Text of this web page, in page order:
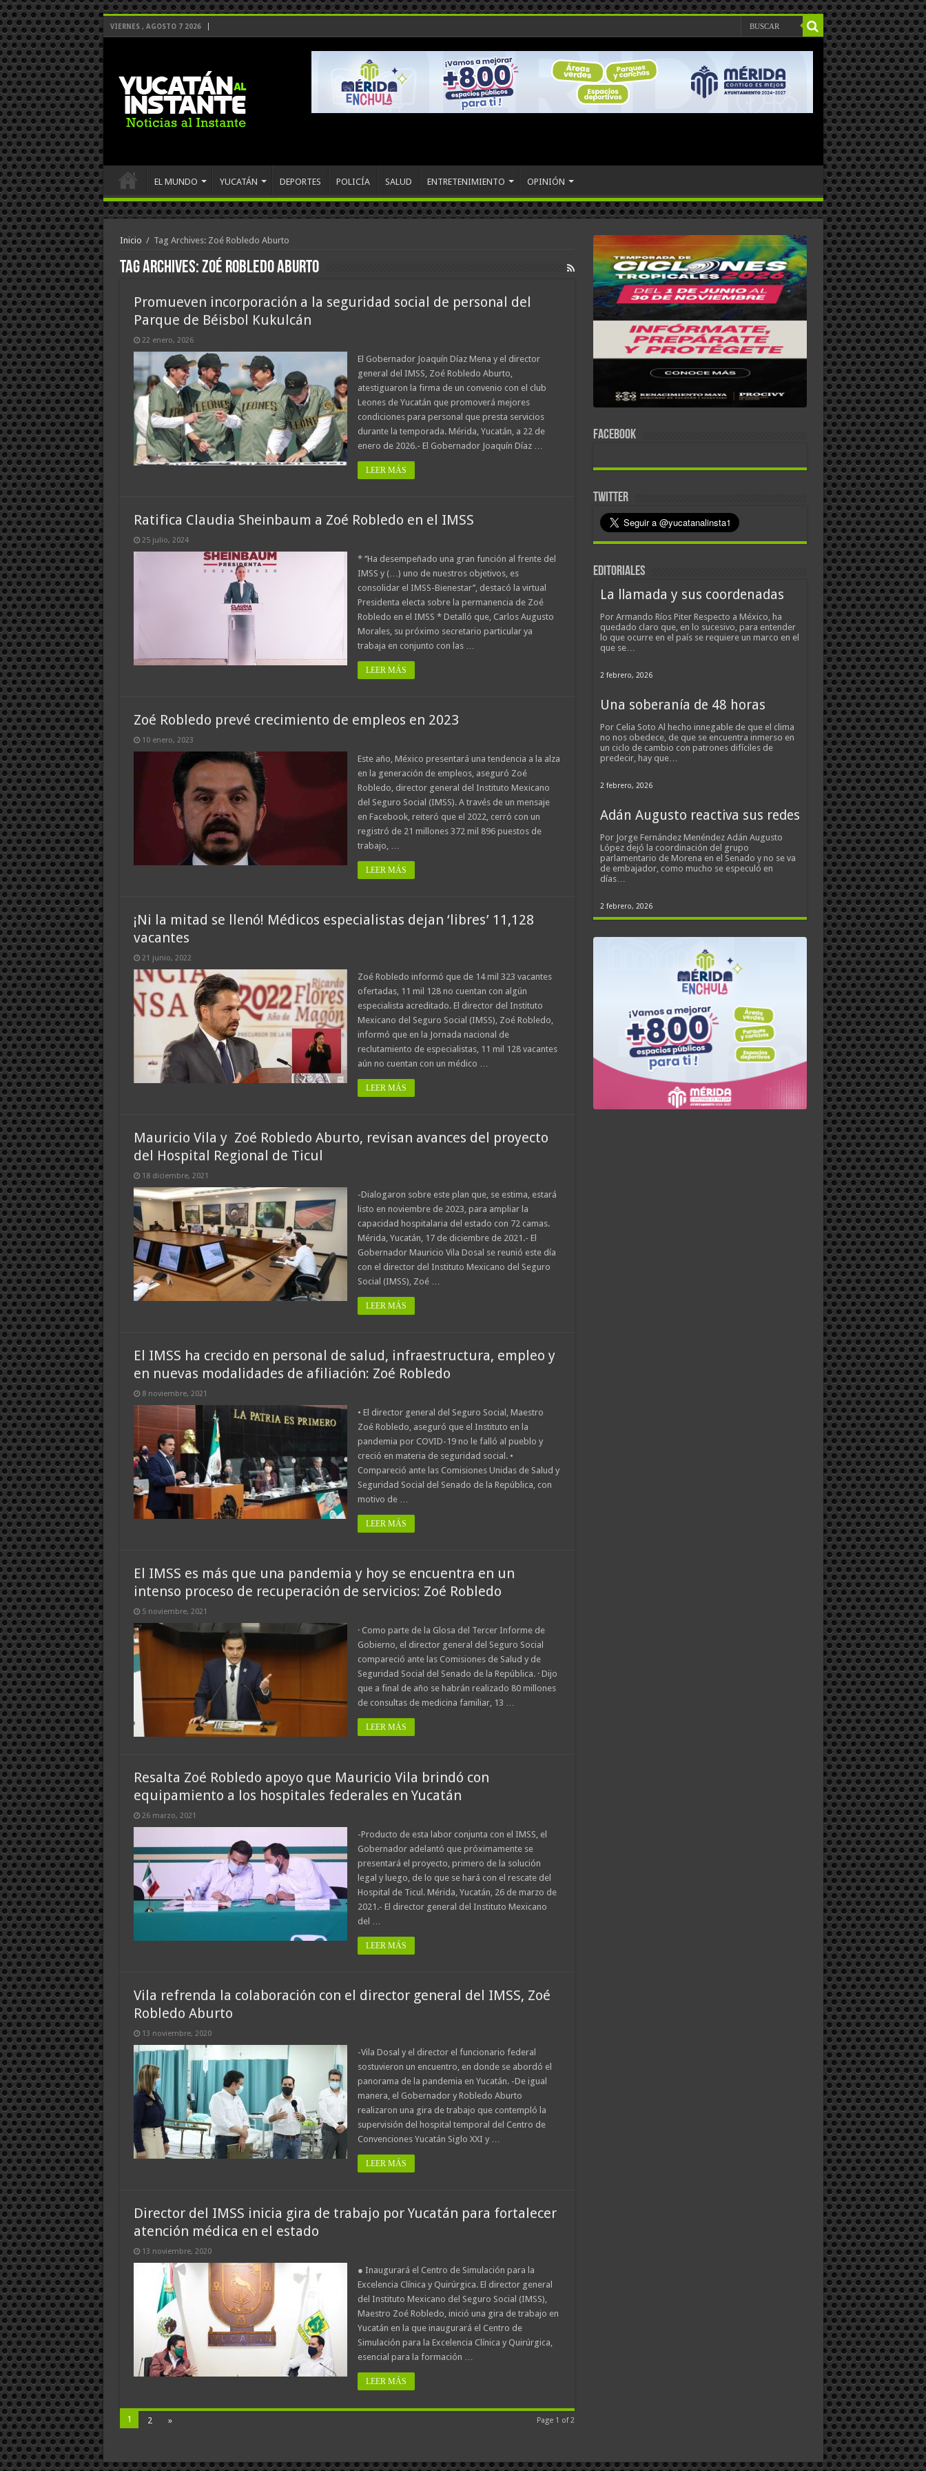
VIERNES , AGOSTO 7 2026
EL MUNDO YUCATÁN DEPORTES POLICÍA SALUD ENTRETENIMIENTO OPINIÓN
Inicio / Tag Archives: Zoé Robledo Aburto
Tag Archives:Zoé Robledo Aburto
Promueven incorporación a la seguridad social de personal del
Parque de Béisbol Kukulcán
22 enero, 2026
El Gobernador Joaquín Díaz Mena y el director
general del IMSS, Zoé Robledo Aburto,
atestiguaron la firma de un convenio con el club
Leones de Yucatán que promoverá mejores
condiciones para personal que presta servicios
durante la temporada. Mérida, Yucatán, a 22 de
enero de 2026.- El Gobernador Joaquín Díaz …
LEER MÁS
Ratifica Claudia Sheinbaum a Zoé Robledo en el IMSS
25 julio, 2024
* ‘’Ha desempeñado una gran función al frente del
IMSS y (…) uno de nuestros objetivos, es
consolidar el IMSS-Bienestar’’, destacó la virtual
Presidenta electa sobre la permanencia de Zoé
Robledo en el IMSS * Detalló que, Carlos Augusto
Morales, su próximo secretario particular ya
trabaja en conjunto con las …
LEER MÁS
Zoé Robledo prevé crecimiento de empleos en 2023
10 enero, 2023
Este año, México presentará una tendencia a la alza
en la generación de empleos, aseguró Zoé
Robledo, director general del Instituto Mexicano
del Seguro Social (IMSS). A través de un mensaje
en Facebook, reiteró que el 2022, cerró con un
registró de 21 millones 372 mil 896 puestos de
trabajo, …
LEER MÁS
¡Ni la mitad se llenó! Médicos especialistas dejan ‘libres’ 11,128
vacantes
21 junio, 2022
Zoé Robledo informó que de 14 mil 323 vacantes
ofertadas, 11 mil 128 no cuentan con algún
especialista acreditado. El director del Instituto
Mexicano del Seguro Social (IMSS), Zoé Robledo,
informó que en la Jornada nacional de
reclutamiento de especialistas, 11 mil 128 vacantes
aún no cuentan con un médico …
LEER MÁS
Mauricio Vila y Zoé Robledo Aburto, revisan avances del proyecto
del Hospital Regional de Ticul
18 diciembre, 2021
-Dialogaron sobre este plan que, se estima, estará
listo en noviembre de 2023, para ampliar la
capacidad hospitalaria del estado con 72 camas.
Mérida, Yucatán, 17 de diciembre de 2021.- El
Gobernador Mauricio Vila Dosal se reunió este día
con el director del Instituto Mexicano del Seguro
Social (IMSS), Zoé …
LEER MÁS
El IMSS ha crecido en personal de salud, infraestructura, empleo y
en nuevas modalidades de afiliación: Zoé Robledo
8 noviembre, 2021
• El director general del Seguro Social, Maestro
Zoé Robledo, aseguró que el Instituto en la
pandemia por COVID-19 no le falló al pueblo y
creció en materia de seguridad social. •
Compareció ante las Comisiones Unidas de Salud y
Seguridad Social del Senado de la República, con
motivo de …
LEER MÁS
El IMSS es más que una pandemia y hoy se encuentra en un
intenso proceso de recuperación de servicios: Zoé Robledo
5 noviembre, 2021
· Como parte de la Glosa del Tercer Informe de
Gobierno, el director general del Seguro Social
compareció ante las Comisiones de Salud y de
Seguridad Social del Senado de la República. · Dijo
que a final de año se habrán realizado 80 millones
de consultas de medicina familiar, 13 …
LEER MÁS
Resalta Zoé Robledo apoyo que Mauricio Vila brindó con
equipamiento a los hospitales federales en Yucatán
26 marzo, 2021
-Producto de esta labor conjunta con el IMSS, el
Gobernador adelantó que próximamente se
presentará el proyecto, primero de la solución
legal y luego, de lo que se hará con el rescate del
Hospital de Ticul. Mérida, Yucatán, 26 de marzo de
2021.- El director general del Instituto Mexicano
del …
LEER MÁS
Vila refrenda la colaboración con el director general del IMSS, Zoé
Robledo Aburto
13 noviembre, 2020
-Vila Dosal y el director el funcionario federal
sostuvieron un encuentro, en donde se abordó el
panorama de la pandemia en Yucatán. -De igual
manera, el Gobernador y Robledo Aburto
realizaron una gira de trabajo que contempló la
supervisión del hospital temporal del Centro de
Convenciones Yucatán Siglo XXI y …
LEER MÁS
Director del IMSS inicia gira de trabajo por Yucatán para fortalecer
atención médica en el estado
13 noviembre, 2020
● Inaugurará el Centro de Simulación para la
Excelencia Clínica y Quirúrgica. El director general
del Instituto Mexicano del Seguro Social (IMSS),
Maestro Zoé Robledo, inició una gira de trabajo en
Yucatán en la que inaugurará el Centro de
Simulación para la Excelencia Clínica y Quirúrgica,
esencial para la formación …
LEER MÁS
Page 1 of 2
1 2 »
FACEBOOK
TWITTER
EDITORIALES
La llamada y sus coordenadas
Por Armando Ríos Piter Respecto a México, ha
quedado claro que, en lo sucesivo, para entender
lo que ocurre en el país se requiere un marco en el
que se…
2 febrero, 2026
Una soberanía de 48 horas
Por Celia Soto Al hecho innegable de que el clima
no nos obedece, de que se encuentra inmerso en
un ciclo de cambio con patrones difíciles de
predecir, hay que…
2 febrero, 2026
Adán Augusto reactiva sus redes
Por Jorge Fernández Menéndez Adán Augusto
López dejó la coordinación del grupo
parlamentario de Morena en el Senado y no se va
de embajador, como mucho se especuló en
días…
2 febrero, 2026